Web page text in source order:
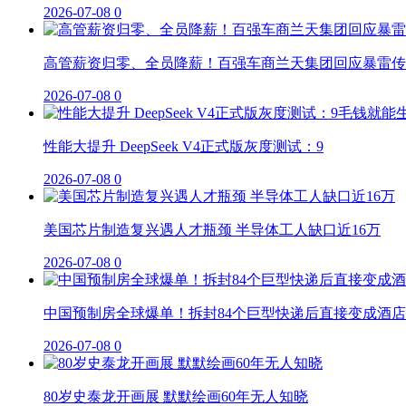
2026-07-08 0
高管薪资归零、全员降薪！百强车商兰天集团回应暴雷
2026-07-08 0
性能大提升 DeepSeek V4正式版灰度测试：9
2026-07-08 0
美国芯片制造复兴遇人才瓶颈 半导体工人缺口近16万
2026-07-08 0
中国预制房全球爆单！拆封84个巨型快递后直接变成酒店
2026-07-08 0
80岁史泰龙开画展 默默绘画60年无人知晓